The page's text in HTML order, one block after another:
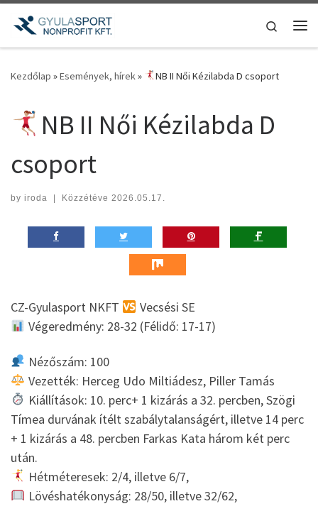
Teljes tartalom megjelenítése
Search
Kezdőlap »Események, hírek» NB II Női Kézilabda D csoport
NB II Női Kézilabda D
csoport
by iroda | Közzétéve 2026.05.17.
CZ-Gyulasport NKFT
Vecsési SE
Végeredmény: 28-32 (Félidő: 17-17)
Nézőszám: 100
Vezették: Herceg Udo Miltiádesz, Piller Tamás
Kiállítások: 10. perc+ 1 kizárás a 32. percben, Szögi
Tímea durvának ítélt szabálytalanságért, illetve 14 perc
+ 1 kizárás a 48. percben Farkas Kata három két perc
után.
Hétméteresek: 2/4, illetve 6/7,
Lövéshatékonyság: 28/50, illetve 32/62,